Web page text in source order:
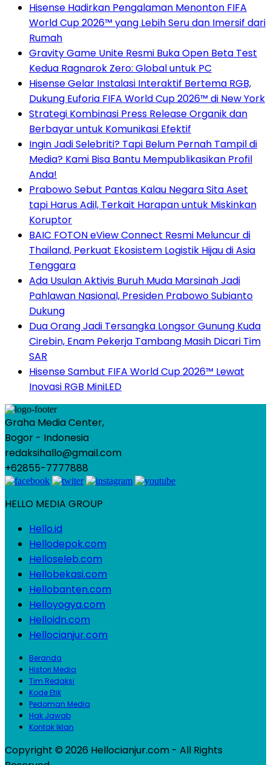
Hisense Hadirkan Pengalaman Menonton FIFA
World Cup 2026™ yang Lebih Seru dan Imersif dari
Rumah
Gravity Game Unite Resmi Buka Open Beta Test
Kedua Ragnarok Zero: Global untuk PC
Hisense Gelar Instalasi Interaktif Bertema RGB,
Dukung Euforia FIFA World Cup 2026™ di New York
Strategi Kombinasi Press Release Organik dan
Berbayar untuk Komunikasi Efektif
Ingin Jadi Selebriti? Tapi Belum Pernah Tampil di
Media? Kami Bisa Bantu Mempublikasikan Profil
Anda!
Prabowo Sebut Pantas Kalau Negara Sita Aset
tapi Harus Adil, Terkait Harapan untuk Miskinkan
Koruptor
BAIC FOTON eView Connect Resmi Meluncur di
Thailand, Perkuat Ekosistem Logistik Hijau di Asia
Tenggara
Ada Usulan Aktivis Buruh Muda Marsinah Jadi
Pahlawan Nasional, Presiden Prabowo Subianto
Dukung
Dua Orang Jadi Tersangka Longsor Gunung Kuda
Cirebin, Enam Pekerja Tambang Masih Dicari Tim
SAR
Hisense Sambut FIFA World Cup 2026™ Lewat
Inovasi RGB MiniLED
Graha Media Center,
Bogor - Indonesia
redaksihallo@gmail.com
+62855-7777888
HELLO MEDIA GROUP
Hello.id
Hellodepok.com
Helloseleb.com
Hellobekasi.com
Hellobanten.com
Helloyogya.com
Helloidn.com
Hellocianjur.com
Beranda
Histori Media
Tim Redaksi
Kode Etik
Pedoman Media
Hak Jawab
Kontak Iklan
Copyright © 2026 Hellocianjur.com - All Rights